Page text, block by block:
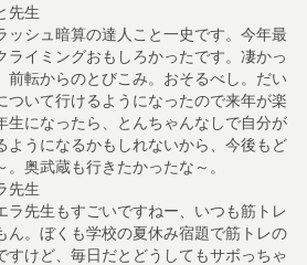
先生
ッシュ暗算の達人こと一史です。今年最
ライミングおもしろかったです。凄かっ
前転からのとびこみ。おそるべし。だい
ついて行けるようになったので来年が楽
生になったら、とんちゃんなしで自分が
ようになるかもしれないから、今後もど
。奥武蔵も行きたかったな～。
先生
ラ先生もすごいですねー、いつも筋トレ
ん。ぼくも学校の夏休み宿題で筋トレの
すけど、毎日だとどうしてもサボっちゃ